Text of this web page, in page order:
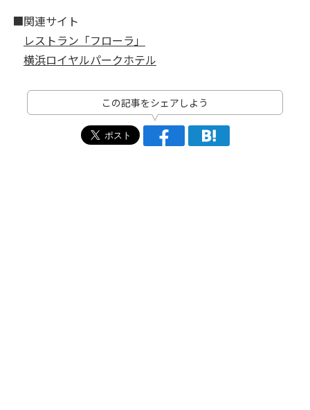
■関連サイト
レストラン「フローラ」
横浜ロイヤルパークホテル
この記事をシェアしよう